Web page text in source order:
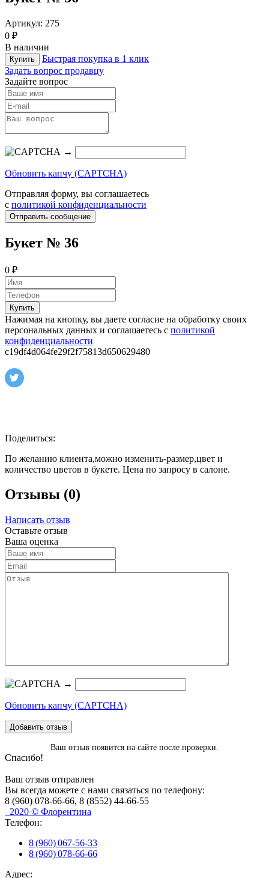
Артикул: 275
0 ₽
В наличии
Купить
Быстрая покупка в 1 клик
Задать вопрос продавцу
Задайте вопрос
→
Обновить капчу (CAPTCHA)
Отправляя форму, вы соглашаетесь
с политикой конфиденциальности
Отправить сообщение
Букет № 36
0 ₽
Купить
Нажимая на кнопку, вы даете согласие на обработку своих
персональных данных и соглашаетесь с политикой
конфиденциальности
c19df4d064fe29f2f75813d650629480
Поделиться:
По желанию клиента,можно изменить-размер,цвет и
количество цветов в букете. Цена по запросу в салоне.
Отзывы (0)
Написать отзыв
Оставьте отзыв
Ваша оценка
→
Обновить капчу (CAPTCHA)
Добавить отзыв
Ваш отзыв появится на сайте после проверки.
Спасибо!
Ваш отзыв отправлен
Вы всегда можете с нами связаться по телефону:
8 (960) 078-66-66, 8 (8552) 44-66-55
2020 © Флорентина
Телефон:
8 (960) 067-56-33
8 (960) 078-66-66
Адрес: